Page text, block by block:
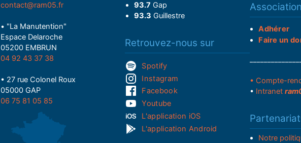
contact@ram05.fr
• "La Manutention"
Espace Delaroche
05200 EMBRUN
04 92 43 37 38
• 27 rue Colonel Roux
05000 GAP
06 75 81 05 85
93.7 Gap
93.3 Guillestre
Retrouvez-nous sur
Spotify
Instagram
Facebook
Youtube
L'application iOS
L'application Android
Association
Adhérer
Faire un
• Compte-
• Intranet
Notre